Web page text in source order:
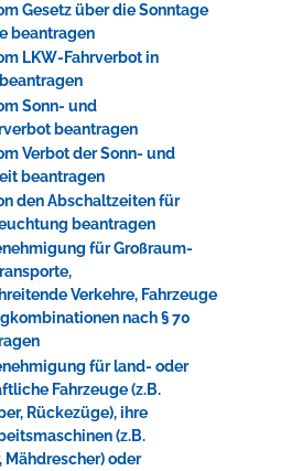
Gesetz über die Sonntage
beantragen
LKW-Fahrverbot in
Sonn- und
beantragen
Verbot der Sonn- und
beantragen
den Abschaltzeiten für
beantragen
für Großraum-
Verkehre, Fahrzeuge
nach § 70
für land- oder
Fahrzeuge (z.B.
Rückezüge), ihre
(z.B.
Mähdrescher) oder